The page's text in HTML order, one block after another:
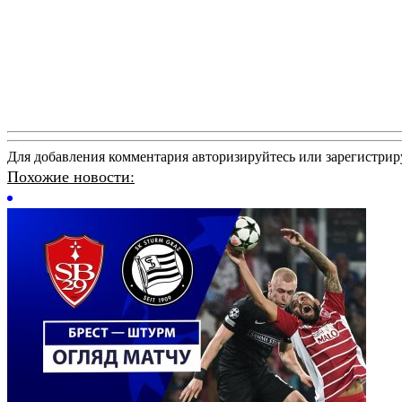
Для добавления комментария авторизируйтесь или
Похожие новости: